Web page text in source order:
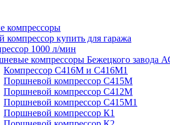
компрессоры
компрессор купить для гаража
1000 л/мин
компрессоры Бежецкого завода
Компрессор С416М и С416М1
Поршневой компрессор С415М
Поршневой компрессор С412М
Поршневой компрессор С415М1
Поршневой компрессор К1